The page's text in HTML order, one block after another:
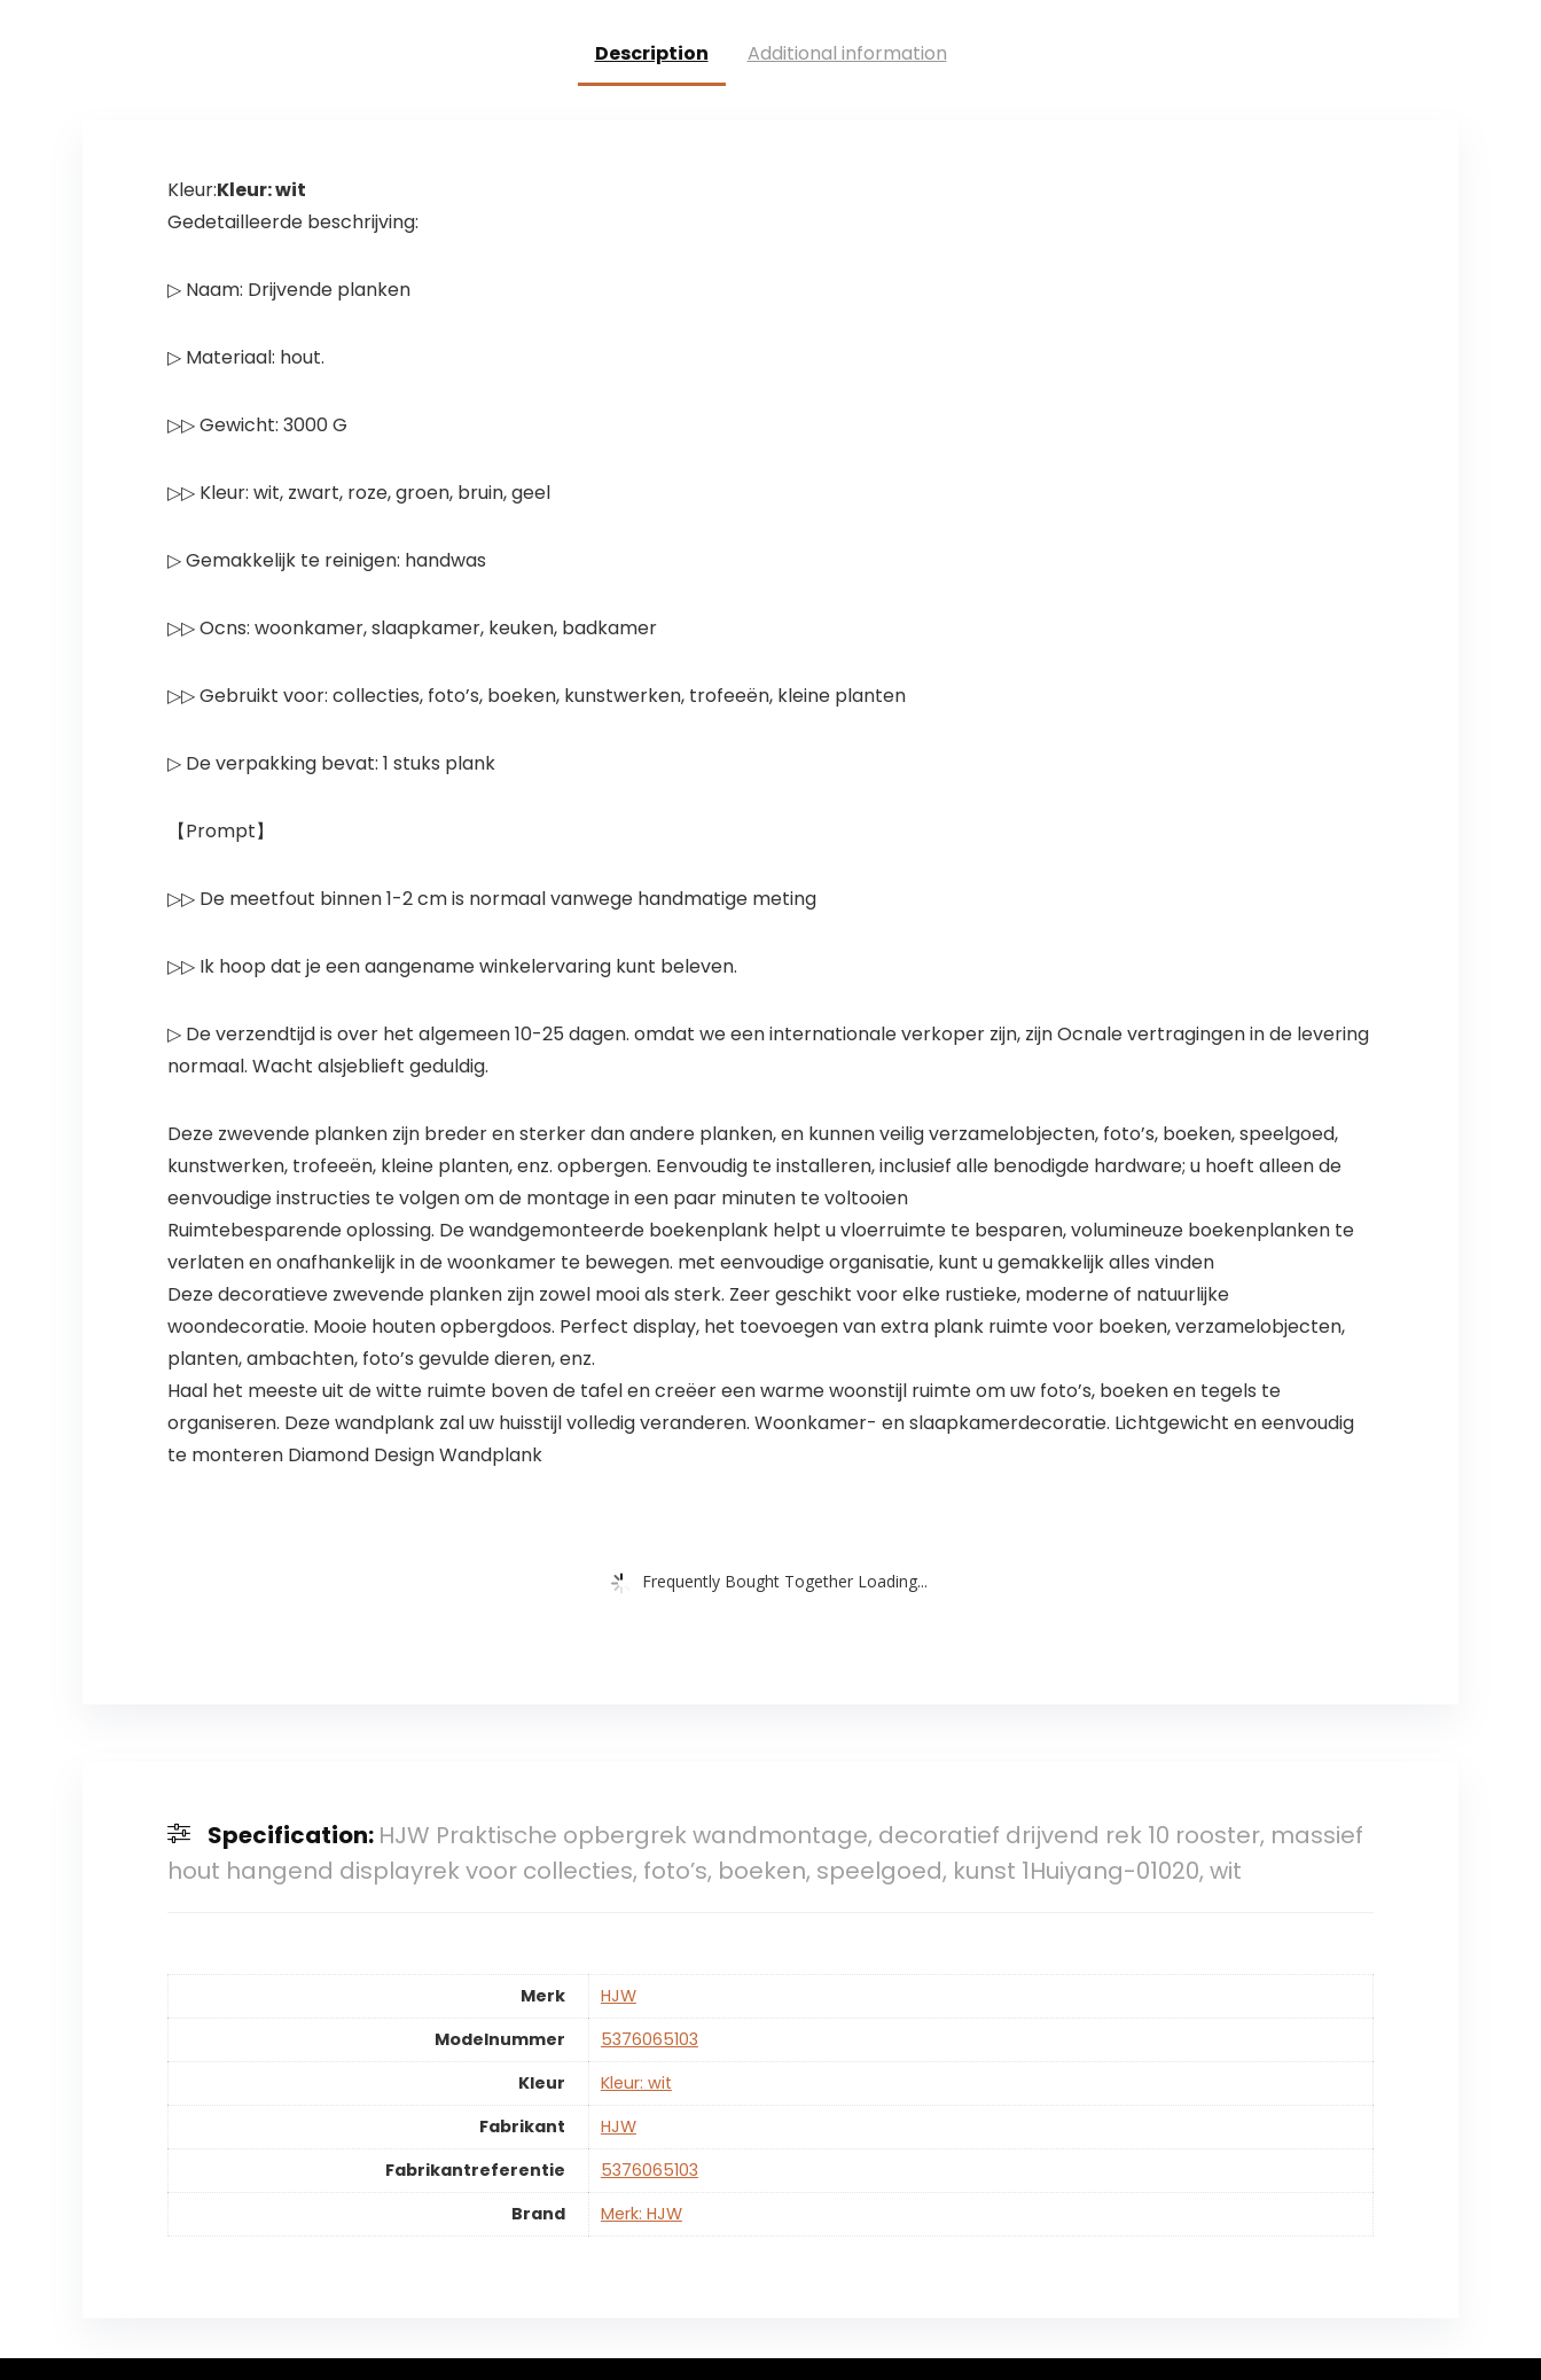
Thuis
Woonkamer
Decor
Description Additional information
Kleur:Kleur: wit
Gedetailleerde beschrijving:
▷ Naam: Drijvende planken
▷ Materiaal: hout.
▷▷ Gewicht: 3000 G
▷▷ Kleur: wit, zwart, roze, groen, bruin, geel
▷ Gemakkelijk te reinigen: handwas
▷▷ Ocns: woonkamer, slaapkamer, keuken, badkamer
▷▷ Gebruikt voor: collecties, foto’s, boeken, kunstwerken, trofeeën, kleine planten
▷ De verpakking bevat: 1 stuks plank
【Prompt】
▷▷ De meetfout binnen 1-2 cm is normaal vanwege handmatige meting
▷▷ Ik hoop dat je een aangename winkelervaring kunt beleven.
▷ De verzendtijd is over het algemeen 10-25 dagen. omdat we een internationale verkoper zijn, zijn Ocnale vertragingen in de levering
normaal. Wacht alsjeblieft geduldig.
Deze zwevende planken zijn breder en sterker dan andere planken, en kunnen veilig verzamelobjecten, foto’s, boeken, speelgoed,
kunstwerken, trofeeën, kleine planten, enz. opbergen. Eenvoudig te installeren, inclusief alle benodigde hardware; u hoeft alleen de
eenvoudige instructies te volgen om de montage in een paar minuten te voltooien
Ruimtebesparende oplossing. De wandgemonteerde boekenplank helpt u vloerruimte te besparen, volumineuze boekenplanken te
verlaten en onafhankelijk in de woonkamer te bewegen. met eenvoudige organisatie, kunt u gemakkelijk alles vinden
Deze decoratieve zwevende planken zijn zowel mooi als sterk. Zeer geschikt voor elke rustieke, moderne of natuurlijke
woondecoratie. Mooie houten opbergdoos. Perfect display, het toevoegen van extra plank ruimte voor boeken, verzamelobjecten,
planten, ambachten, foto’s gevulde dieren, enz.
Haal het meeste uit de witte ruimte boven de tafel en creëer een warme woonstijl ruimte om uw foto’s, boeken en tegels te
organiseren. Deze wandplank zal uw huisstijl volledig veranderen. Woonkamer- en slaapkamerdecoratie. Lichtgewicht en eenvoudig
te monteren Diamond Design Wandplank
Frequently Bought Together Loading...
Specification: HJW Praktische opbergrek wandmontage, decoratief drijvend rek 10 rooster, massief
hout hangend displayrek voor collecties, foto’s, boeken, speelgoed, kunst 1Huiyang-01020, wit
Merk
‎HJW
Modelnummer
‎5376065103
Kleur
‎Kleur: wit
Fabrikant
‎HJW
Fabrikantreferentie
‎5376065103
Brand
Merk: HJW